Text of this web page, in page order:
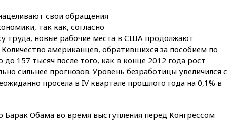
09:16Трамп сообщил об
огромном запасе боеприпасов
в США
08:54В Таиланде сегодня
прощаются с молодыми
россиянами, жестоко убитыми
08:26Летчики с упавшего
свои обращения
так как, согласно
труда, новые рабочие места в США продолжают
американцев, обратившихся за пособием по
157 тысяч после того, как в конце 2012 года рост
сильнее прогнозов. Уровень безработицы увеличился с
просела в IV квартале прошлого года на 0,1% в
Барак Обама во время выступления перед Конгрессом